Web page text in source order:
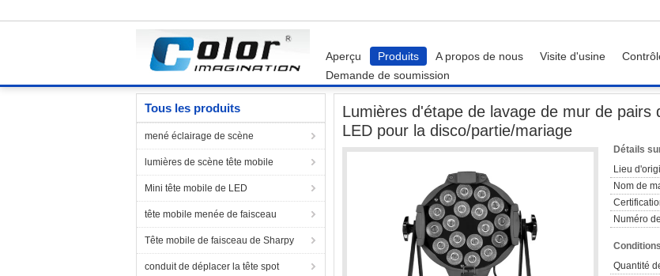
Aperçu Produits A propos de nous Visite d'usine
Demande de soumission
Dirigé Par peut Lights. Lumières d'étape de lavage de mur de pairs de la puissance élevée
Tous les produits
mené éclairage de scène
lumières de scène tête mobile
Mini tête mobile de LED
tête mobile menée de faisceau
Tête mobile de faisceau de Sharpy
conduit de déplacer la tête spot
Lumières d'étape de lavage de mur de pairs
LED pour la disco/partie/mariage
Détails
Lieu
Nom de
Numéro
Quantité